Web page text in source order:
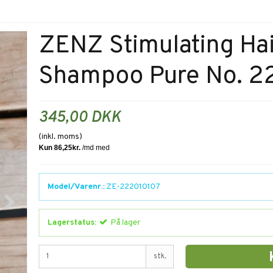
ZENZ Stimulating
Shampoo Pure No.
345,00 DKK
(inkl. moms)
Model/Varenr.: ZE-222010107
Lagerstatus: På lager
stk.